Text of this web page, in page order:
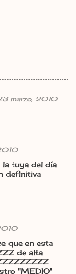
marzo, 2010
la tuya del día
definitiva
que en esta
de alta
"MEDIO"